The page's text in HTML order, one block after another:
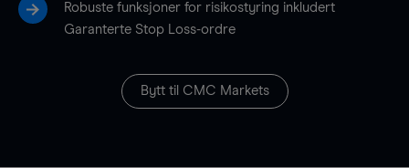
Robuste funksjoner for risikostyring inkludert
Garanterte Stop Loss-ordre
Bytt til CMC Markets